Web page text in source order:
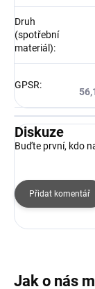
Druh
(spotřební
materiál):
GPSR:
Diskuze
Buďte první, kdo
Přidat komentář